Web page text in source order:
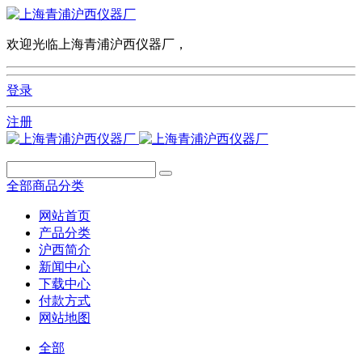
欢迎光临上海青浦沪西仪器厂，
登录
注册
全部商品分类
网站首页
产品分类
沪西简介
新闻中心
下载中心
付款方式
网站地图
全部